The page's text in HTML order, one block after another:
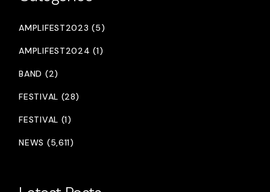
AMPLIFEST2023 (5)
AMPLIFEST2024 (1)
BAND (2)
FESTIVAL (28)
FESTIVAL (1)
NEWS (5,611)